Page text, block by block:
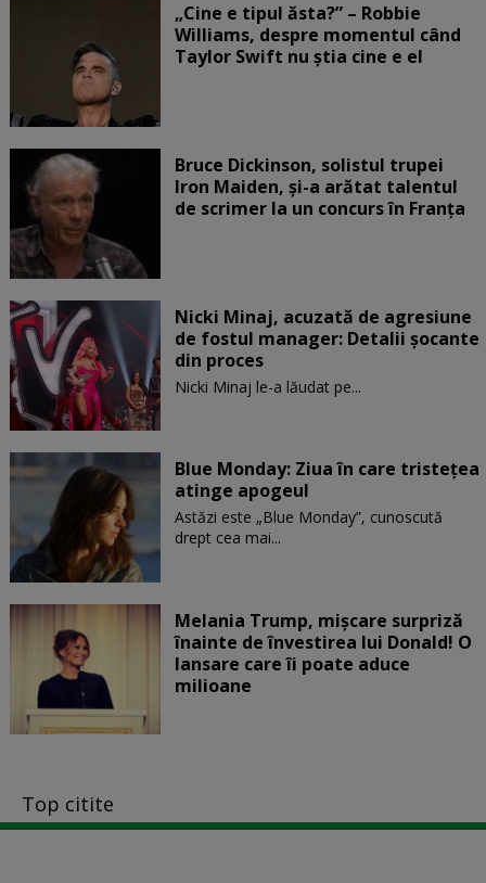
„Cine e tipul ăsta?” – Robbie
Williams, despre momentul când
Taylor Swift nu știa cine e el
Bruce Dickinson, solistul trupei
Iron Maiden, şi-a arătat talentul
de scrimer la un concurs în Franţa
Nicki Minaj, acuzată de agresiune
de fostul manager: Detalii șocante
din proces
Nicki Minaj le-a lăudat pe...
Blue Monday: Ziua în care tristețea
atinge apogeul
Astăzi este „Blue Monday”, cunoscută
drept cea mai...
Melania Trump, mișcare surpriză
înainte de învestirea lui Donald! O
lansare care îi poate aduce
milioane
Top citite